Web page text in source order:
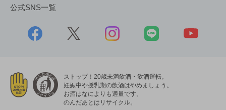
公式SNS一覧
ストップ！20歳未満飲酒・飲酒運転。
妊娠中や授乳期の飲酒はやめましょう。
お酒はなによりも適量です。
のんだあとはリサイクル。